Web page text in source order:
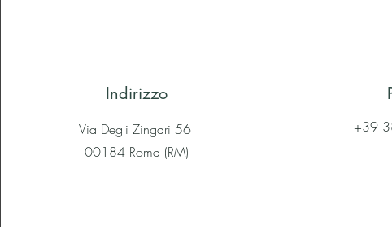
Indirizzo
Via Degli Zingari 56
00184 Roma (RM)
+39